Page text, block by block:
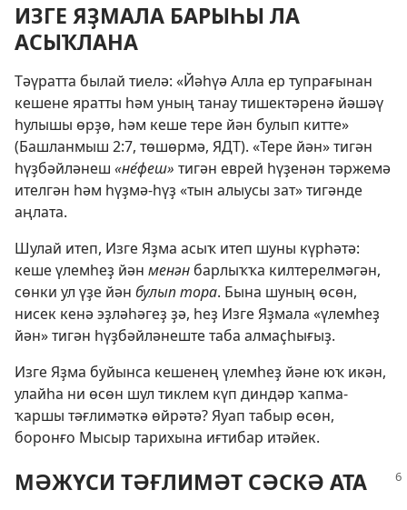
ИЗГЕ ЯҘМАЛА БАРЫҺЫ ЛА
АСЫҠЛАНА
Тәүратта былай тиелә: «Йәһүә Алла ер тупрағынан
кешене яратты һәм уның танау тишектәренә йәшәү
һулышы өрҙө, һәм кеше тере йән булып китте»
(Башланмыш 2:7, төшөрмә, ЯДТ). «Тере йән» тигән
һүҙбәйләнеш «не́феш» тигән еврей һүҙенән тәржемә
ителгән һәм һүҙмә-һүҙ «тын алыусы зат» тигәнде
аңлата.
Шулай итеп, Изге Яҙма асыҡ итеп шуны күрһәтә:
кеше үлемһеҙ йән менәнбарлыҡҡа килтерелмәгән,
сөнки ул үҙе йән булып тора. Бына шуның өсөн,
нисек кенә эҙләһәгеҙ ҙә, һеҙ Изге Яҙмала «үлемһеҙ
йән» тигән һүҙбәйләнеште таба алмаҫһығыҙ.
Изге Яҙма буйынса кешенең үлемһеҙ йәне юҡ икән,
улайһа ни өсөн шул тиклем күп диндәр ҡапма-
ҡаршы тәғлимәткә өйрәтә? Яуап табыр өсөн,
боронғо Мысыр тарихына иғтибар итәйек.
МӘЖҮСИ ТӘҒЛИМӘТ СӘСКӘ АТА